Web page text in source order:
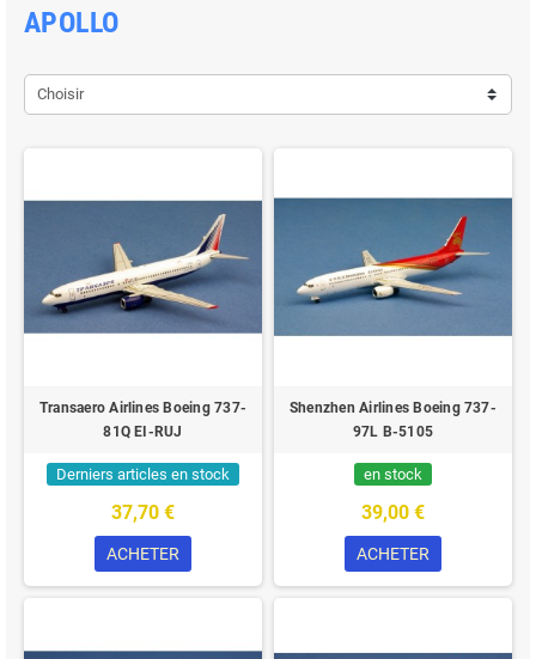
APOLLO
Choisir
Transaero Airlines Boeing 737-
81Q EI-RUJ
Derniers articles en stock
37,70 €
ACHETER
Shenzhen Airlines Boeing 737-
97L B-5105
en stock
39,00 €
ACHETER